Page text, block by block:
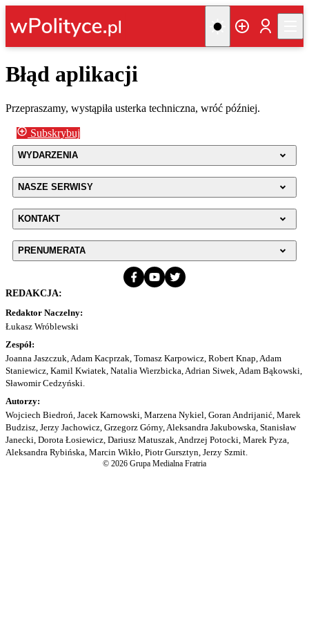
Błąd aplikacji
Przepraszamy, wystąpiła usterka techniczna, wróć później.
Subskrybuj
WYDARZENIA
NASZE SERWISY
KONTAKT
PRENUMERATA
REDAKCJA:
Redaktor Naczelny:
Łukasz Wróblewski
Zespół:
Joanna Jaszczuk, Adam Kacprzak, Tomasz Karpowicz, Robert Knap, Adam
Staniewicz, Kamil Kwiatek, Natalia Wierzbicka, Adrian Siwek, Adam Bąkowski,
Sławomir Cedzyński.
Autorzy:
Wojciech Biedroń, Jacek Karnowski, Marzena Nykiel, Goran Andrijanić, Marek
Budzisz, Jerzy Jachowicz, Grzegorz Górny, Aleksandra Jakubowska, Stanisław
Janecki, Dorota Łosiewicz, Dariusz Matuszak, Andrzej Potocki, Marek Pyza,
Aleksandra Rybińska, Marcin Wikło, Piotr Gursztyn, Jerzy Szmit.
© 2026 Grupa Medialna Fratria